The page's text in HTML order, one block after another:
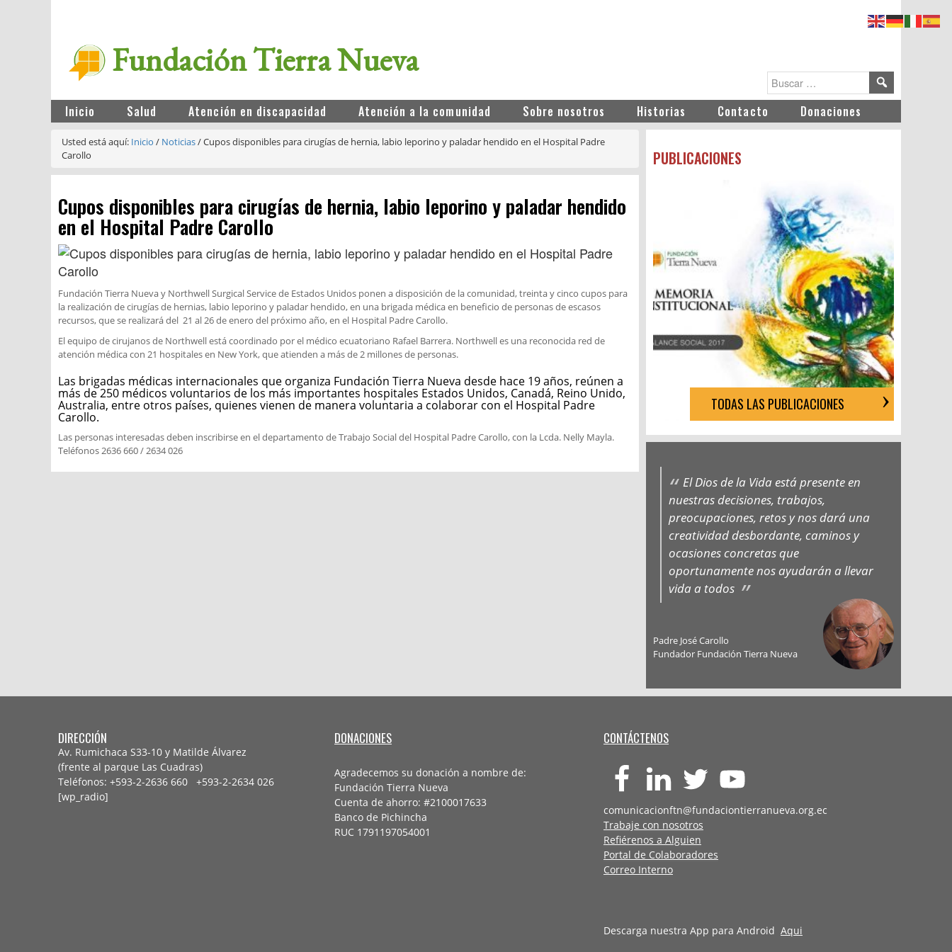
Fundación Tierra Nueva
Inicio Salud Atención en discapacidad Atención a la comunidad Sobre nosotros Historias Contacto Donaciones
Usted está aquí: Inicio / Noticias/Cupos disponibles para cirugías de hernia, labio leporino y paladar hendido en el Hospital Padre
Carollo
Cupos disponibles para cirugías de hernia, labio leporino y paladar hendido
en el Hospital Padre Carollo
Fundación Tierra Nueva y Northwell Surgical Service de Estados Unidos ponen a disposición de la comunidad, treinta y cinco cupos para
la realización de cirugías de hernias, labio leporino y paladar hendido, en una brigada médica en beneficio de personas de escasos
recursos, que se realizará del 21 al 26 de enero del próximo año, en el Hospital Padre Carollo.
El equipo de cirujanos de Northwell está coordinado por el médico ecuatoriano Rafael Barrera. Northwell es una reconocida red de
atención médica con 21 hospitales en New York, que atienden a más de 2 millones de personas.
Las brigadas médicas internacionales que organiza Fundación Tierra Nueva desde hace 19 años, reúnen a
más de 250 médicos voluntarios de los más importantes hospitales Estados Unidos, Canadá, Reino Unido,
Australia, entre otros países, quienes vienen de manera voluntaria a colaborar con el Hospital Padre
Carollo.
Las personas interesadas deben inscribirse en el departamento de Trabajo Social del Hospital Padre Carollo, con la Lcda. Nelly Mayla.
Teléfonos 2636 660 / 2634 026
PUBLICACIONES
TODAS LAS PUBLICACIONES
El Dios de la Vida está presente en
nuestras decisiones, trabajos,
preocupaciones, retos y nos dará una
creatividad desbordante, caminos y
ocasiones concretas que
oportunamente nos ayudarán a llevar
vida a todos
Padre José Carollo
Fundador Fundación Tierra Nueva
DIRECCIÓN
Av. Rumichaca S33-10 y Matilde Álvarez
(frente al parque Las Cuadras)
Teléfonos: +593-2-2636 660 +593-2-2634 026
[wp_radio]
DONACIONES
Agradecemos su donación a nombre de:
Fundación Tierra Nueva
Cuenta de ahorro: #2100017633
Banco de Pichincha
RUC 1791197054001
CONTÁCTENOS
comunicacionftn@fundaciontierranueva.org.ec
Trabaje con nosotros
Refiérenos a Alguien
Portal de Colaboradores
Correo Interno
Descarga nuestra App para Android Aqui